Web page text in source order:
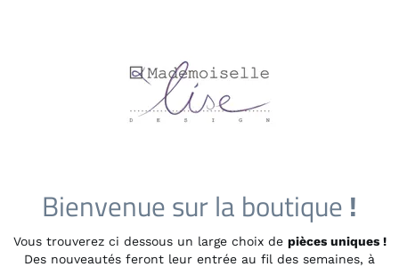
Bienvenue sur la boutique !
Vous trouverez ci dessous un large choix de pièces uniques !
Des nouveautés feront leur entrée au fil des semaines, à